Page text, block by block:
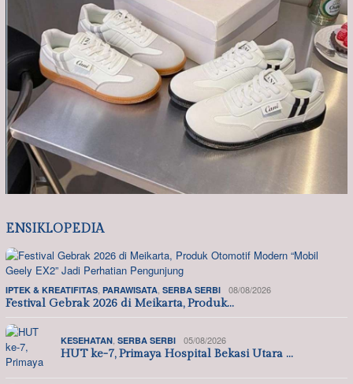
ENSIKLOPEDIA
IPTEK & KREATIFITAS, PARAWISATA, SERBA SERBI 08/08/2026
Festival Gebrak 2026 di Meikarta, Produk…
KESEHATAN, SERBA SERBI 05/08/2026
HUT ke-7, Primaya Hospital Bekasi Utara …